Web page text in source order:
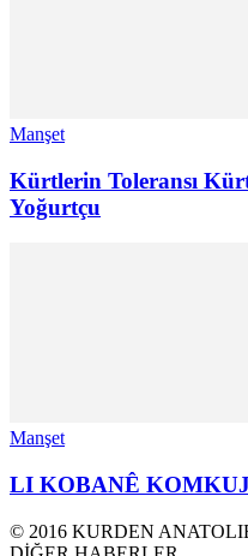
Manşet
Kürtlerin Toleransı
Yoğurtçu
Manşet
LI KOBANÊ
© 2016 KURDEN